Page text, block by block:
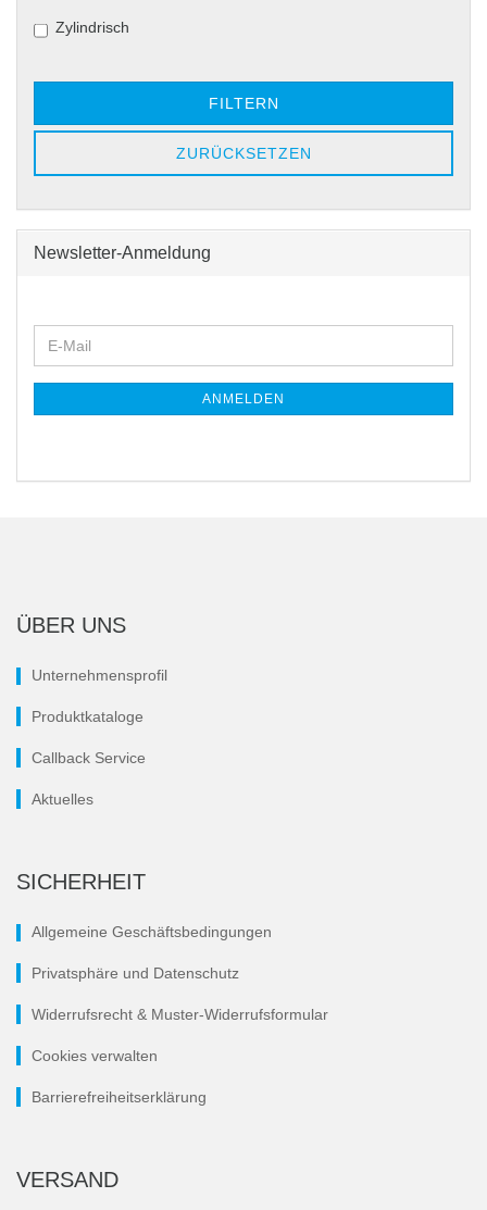
Zylindrisch
FILTERN
ZURÜCKSETZEN
Newsletter-Anmeldung
ZUR
NEWSLETTER-
E-
Mail
ANMELDEN
ÜBER UNS
Unternehmensprofil
Produktkataloge
Callback Service
Aktuelles
SICHERHEIT
Allgemeine Geschäftsbedingungen
Privatsphäre und Datenschutz
Widerrufsrecht & Muster-Widerrufsformular
Cookies verwalten
Barrierefreiheitserklärung
VERSAND